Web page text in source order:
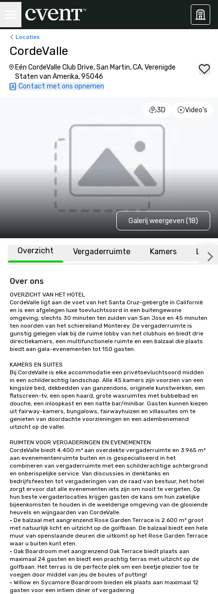
Locaties
CordeValle
Eén CordeValle Club Drive, San Martin, CA, Verenigde
Staten van Amerika, 95046
Contact met ons opnemen
3D Video's
Galerij weergeven (18)
Overzicht Vergaderruimte Kamers
Over ons
OVERZICHT VAN HET HOTEL
CordeValle ligt aan de voet van het Santa Cruz-gebergte in Californië
en is een afgelegen luxe toevluchtsoord in een buitengewone
omgeving, slechts 30 minuten ten zuiden van San Jose en 45 minuten
ten noorden van het schiereiland Monterey. De vergaderruimte is
gunstig gelegen vlak bij de ruime lobby van het clubhuis en biedt drie
directiekamers, een multifunctionele ruimte en een balzaal die plaats
biedt aan gala-evenementen tot 150 gasten.
KAMERS EN SUITES
Bij CordeValle is elke accommodatie een privétoevluchtsoord midden
in een schilderachtig landschap. Alle 45 kamers zijn voorzien van een
kingsize bed, dekbedden van ganzendons, originele kunstwerken, een
flatscreen-tv, een open haard, grote wasruimtes met bubbelbad en
douche, een inloopkast en een natte bar/minibar. Gasten kunnen kiezen
uit fairway-kamers, bungalows, fairwayhuizen en villasuites om te
genieten van doordachte voorzieningen en een adembenemend
uitzicht op de vallei.
RUIMTEN VOOR VERGADERINGEN EN EVENEMENTEN
CordeValle biedt 4.400 m² aan overdekte vergaderruimte en 3.965 m²
aan evenementenruimte buiten en is gespecialiseerd in het
combineren van vergaderruimte met een schilderachtige achtergrond
en onberispelijke service. Van discussies in denktanks en
bedrijfsfeesten tot vergaderingen van de raad van bestuur, het hotel
zorgt ervoor dat alle evenementen iets zijn om nooit te vergeten. Op
hun beste vergaderlocaties krijgen gasten de kans om hun zakelijke
bijeenkomsten te houden in de weelderige omgeving van de glooiende
heuvels en wijngaarden van CordeValle.
• De balzaal met aangrenzend Rose Garden Terrace is 2.600 m² groot
met natuurlijk licht en uitzicht op de golfbaan. De balzaal biedt een hele
muur van openslaande deuren die uitkomt op het Rose Garden Terrace
waar u buiten kunt eten.
• Oak Boardroom met aangrenzend Oak Terrace biedt plaats aan
maximaal 24 gasten en biedt een prachtig terras met uitzicht op de
golfbaan. Het terras is de perfecte plek om een beetje plezier toe te
voegen door middel van jeu de boules of putting!
• Willow en Sycamore Boardroom bieden elk plaats aan maximaal 12
gasten voor een intiem diner of vergadering